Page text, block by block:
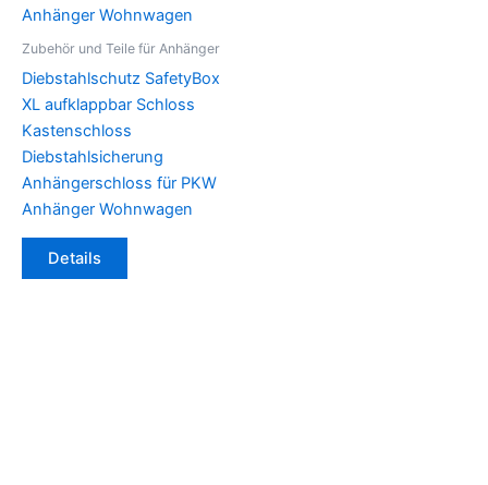
Zubehör und Teile für Anhänger
Diebstahlschutz SafetyBox
XL aufklappbar Schloss
Kastenschloss
Diebstahlsicherung
Anhängerschloss für PKW
Anhänger Wohnwagen
Details